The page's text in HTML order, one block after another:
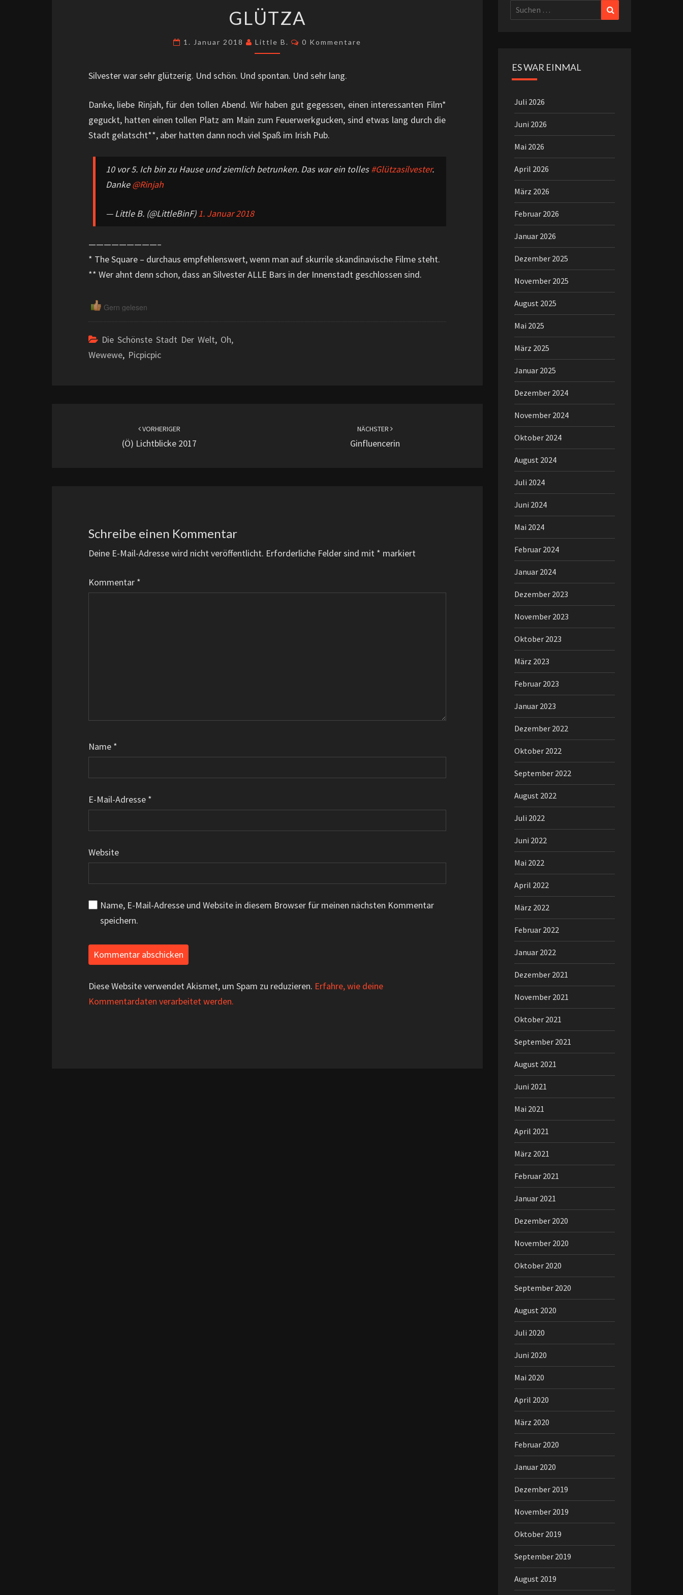
GLÜTZA
1. Januar 2018 Little B. Kommentare
0 Kommentare
Silvester war sehr glützerig. Und schön. Und spontan. Und sehr lang.
Danke, liebe Rinjah, für den tollen Abend. Wir haben gut gegessen, einen interessanten Film*
geguckt, hatten einen tollen Platz am Main zum Feuerwerkgucken, sind etwas lang durch die
Stadt gelatscht**, aber hatten dann noch viel Spaß im Irish Pub.
10 vor 5. Ich bin zu Hause und ziemlich betrunken. Das war ein tolles#Glützasilvester.
Danke@Rinjah
— Little B. (@LittleBinF)1. Januar 2018
—————————–
* The Square – durchaus empfehlenswert, wenn man auf skurrile skandinavische Filme steht.
** Wer ahnt denn schon, dass an Silvester ALLE Bars in der Innenstadt geschlossen sind.
Gern gelesen
Die Schönste Stadt Der Welt, Oh,
Wewewe, Picpicpic
VORHERIGER
(ö) Lichtblicke 2017
NÄCHSTER
Ginfluencerin
Schreibe einen Kommentar
Deine E-Mail-Adresse wird nicht veröffentlicht. Erforderliche Felder sind mit * markiert
Kommentar *
Name *
E-Mail-Adresse *
Website
Name, E-Mail-Adresse und Website in diesem Browser für meinen nächsten Kommentar
speichern.
Diese Website verwendet Akismet, um Spam zu reduzieren. Erfahre, wie deine
Kommentardaten verarbeitet werden.
Suchen
nach:
ES WAR EINMAL
Juli 2026
Juni 2026
Mai 2026
April 2026
März 2026
Februar 2026
Januar 2026
Dezember 2025
November 2025
August 2025
Mai 2025
März 2025
Januar 2025
Dezember 2024
November 2024
Oktober 2024
August 2024
Juli 2024
Juni 2024
Mai 2024
Februar 2024
Januar 2024
Dezember 2023
November 2023
Oktober 2023
März 2023
Februar 2023
Januar 2023
Dezember 2022
Oktober 2022
September 2022
August 2022
Juli 2022
Juni 2022
Mai 2022
April 2022
März 2022
Februar 2022
Januar 2022
Dezember 2021
November 2021
Oktober 2021
September 2021
August 2021
Juni 2021
Mai 2021
April 2021
März 2021
Februar 2021
Januar 2021
Dezember 2020
November 2020
Oktober 2020
September 2020
August 2020
Juli 2020
Juni 2020
Mai 2020
April 2020
März 2020
Februar 2020
Januar 2020
Dezember 2019
November 2019
Oktober 2019
September 2019
August 2019